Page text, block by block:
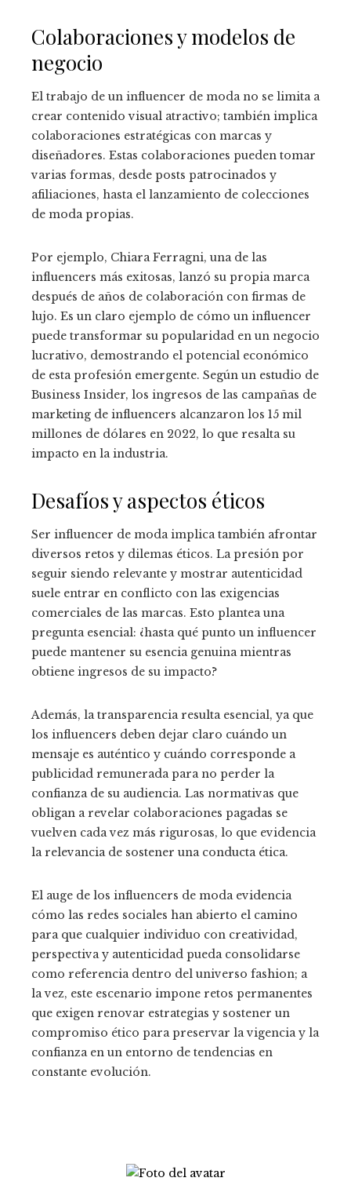
Colaboraciones y modelos de
negocio
El trabajo de un influencer de moda no se limita a
crear contenido visual atractivo; también implica
colaboraciones estratégicas con marcas y
diseñadores. Estas colaboraciones pueden tomar
varias formas, desde posts patrocinados y
afiliaciones, hasta el lanzamiento de colecciones
de moda propias.
Por ejemplo, Chiara Ferragni, una de las
influencers más exitosas, lanzó su propia marca
después de años de colaboración con firmas de
lujo. Es un claro ejemplo de cómo un influencer
puede transformar su popularidad en un negocio
lucrativo, demostrando el potencial económico
de esta profesión emergente. Según un estudio de
Business Insider, los ingresos de las campañas de
marketing de influencers alcanzaron los 15 mil
millones de dólares en 2022, lo que resalta su
impacto en la industria.
Desafíos y aspectos éticos
Ser influencer de moda implica también afrontar
diversos retos y dilemas éticos. La presión por
seguir siendo relevante y mostrar autenticidad
suele entrar en conflicto con las exigencias
comerciales de las marcas. Esto plantea una
pregunta esencial: ¿hasta qué punto un influencer
puede mantener su esencia genuina mientras
obtiene ingresos de su impacto?
Además, la transparencia resulta esencial, ya que
los influencers deben dejar claro cuándo un
mensaje es auténtico y cuándo corresponde a
publicidad remunerada para no perder la
confianza de su audiencia. Las normativas que
obligan a revelar colaboraciones pagadas se
vuelven cada vez más rigurosas, lo que evidencia
la relevancia de sostener una conducta ética.
El auge de los influencers de moda evidencia
cómo las redes sociales han abierto el camino
para que cualquier individuo con creatividad,
perspectiva y autenticidad pueda consolidarse
como referencia dentro del universo fashion; a
la vez, este escenario impone retos permanentes
que exigen renovar estrategias y sostener un
compromiso ético para preservar la vigencia y la
confianza en un entorno de tendencias en
constante evolución.